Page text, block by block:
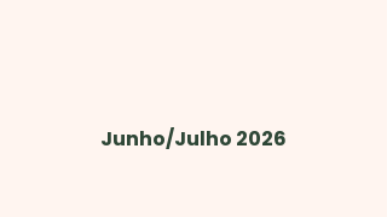
Junho/Julho 2026